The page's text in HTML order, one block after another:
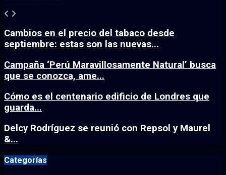
Cambios en el precio del tabaco desde
septiembre: estas son las nuevas...
Campaña ‘Perú Maravillosamente Natural’ busca
que se conozca, ame...
Cómo es el centenario edificio de Londres que
guarda...
Delcy Rodríguez se reunió con Repsol y Maurel
&...
Categorías